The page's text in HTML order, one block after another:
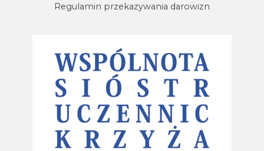
Regulamin przekazywania darowizn